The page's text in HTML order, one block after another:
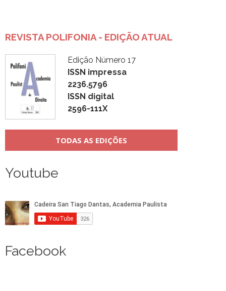
REVISTA POLIFONIA - EDIÇÃO ATUAL
Edição Número 17
ISSN impressa
2236.5796
ISSN digital
2596-111X
TODAS AS EDIÇÕES
Youtube
Facebook